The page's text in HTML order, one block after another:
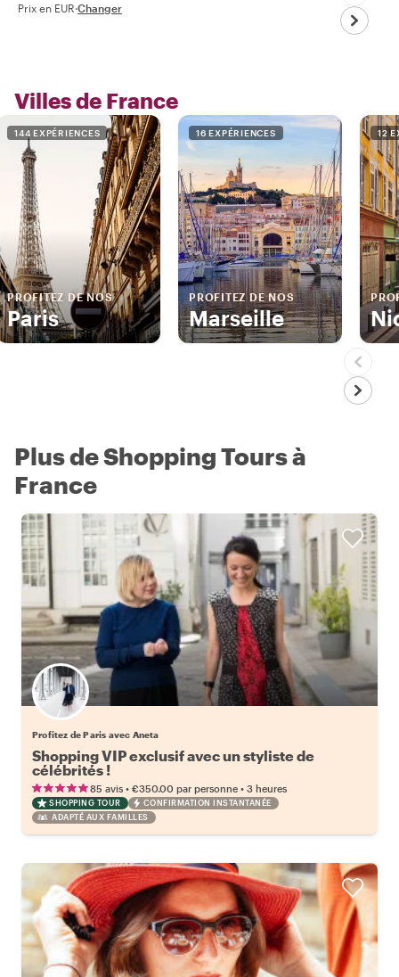
Prix en EUR·Changer
Villes de France
144 EXPÉRIENCES
PROFITEZ DE NOS
Paris
16 EXPÉRIENCES
PROFITEZ DE NOS
Marseille
12
Plus de Shopping Tours à
France
Profitez de Paris avec Aneta
Shopping VIP exclusif avec un styliste de
célébrités !
85 avis • €350.00 par personne • 3 heures
SHOPPING TOUR
CONFIRMATION INSTANTANÉE
ADAPTÉ AUX FAMILLES